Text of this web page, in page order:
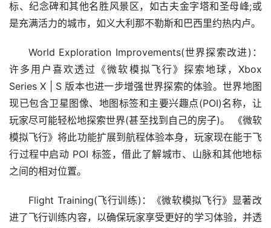
标、纪念碑和其他名胜风景区，如古夫金字塔和圣母峰;或
是充满活力的城市，如义大利那不勒斯和巴西里约热内卢。
World Exploration Improvements(世界探索改进)：
许多用户喜欢透过《微软模拟飞行》探索地球，Xbox
Series X | S 版本也进一步增强世界探索的体验。世界地图
现已包含卫星图像、地图标签和主要兴趣点(POI)名称，让
玩家尽可能轻松地探索世界(甚至找到自己的房子)。 《微软
模拟飞行》将此功能扩展到航程体验本身，玩家现在能于飞
行过程中启动 POI 标签，借此了解城市、山脉和其他地标
之间的相对位置。
Flight Training(飞行训练)：《微软模拟飞行》显著改
进了飞行训练内容，以确保玩家享受更好的学习体验，并透